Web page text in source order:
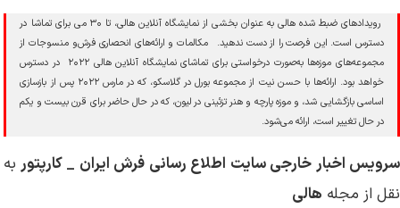
رویداد‌های ضبط شده هالی به عنوان بخشی از نمایشگاه آنلاین هالی، تا ۳۰ می برای تماشا در
دسترس است. این فرصت را از دست ندهید. مکالمات و ارائه‌های انحصاری فرش‌و منسوجات از
مجموعه‌های موزه‌ها به‌صورت درخواستی برای تماشای نمایشگاه آنلاین هالی ۲۰۲۲ در دسترس
خواهد بود. ارائه‌ها با حسن نیت از مجموعه بورل در گلاسکو، که در مارس ۲۰۲۲ پس از بازسازی
اساسی بازگشایی شد، و موزه پارچه و هنر تزئینی در لیون، که در حال حاضر برای قرن بیست و یکم
در حال تغییر است، ارائه می‌شود.
سرویس اخبار خارجی سایت اطلاع رسانی فرش ایران _ کارپتور به
نقل از مجله هالی